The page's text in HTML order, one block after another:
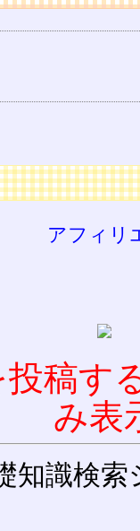
アフィリ
稿す
み表
知識検索